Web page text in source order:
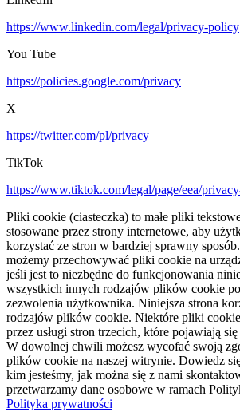
https://www.linkedin.com/legal/privacy-policy
You Tube
https://policies.google.com/privacy
X
https://twitter.com/pl/privacy
TikTok
https://www.tiktok.com/legal/page/eea/
Pliki cookie (ciasteczka) to małe pliki
stosowane przez strony internetowe, aby
korzystać ze stron w bardziej sprawny
możemy przechowywać pliki cookie na
jeśli jest to niezbędne do funkcjonowania
wszystkich innych rodzajów plików cookie
zezwolenia użytkownika. Niniejsza strona
rodzajów plików cookie. Niektóre pliki cookie
przez usługi stron trzecich, które pojawiają
W dowolnej chwili możesz wycofać swoją
plików cookie na naszej witrynie. Dowiedz
kim jesteśmy, jak można się z nami
przetwarzamy dane osobowe w ramach
Polityka prywatności